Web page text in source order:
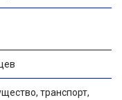
транспорт,